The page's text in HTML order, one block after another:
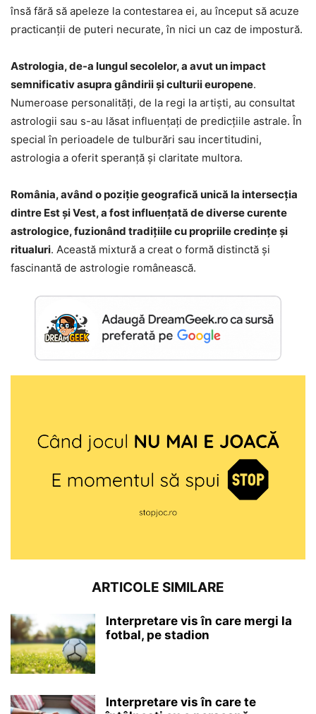
însă fără să apeleze la contestarea ei, au început să acuze
practicanții de puteri necurate, în nici un caz de impostură.
Astrologia, de-a lungul secolelor, a avut un impact
semnificativ asupra gândirii și culturii europene.
Numeroase personalități, de la regi la artiști, au consultat
astrologii sau s-au lăsat influențați de predicțiile astrale. În
special în perioadele de tulburări sau incertitudini,
astrologia a oferit speranță și claritate multora.
România, având o poziție geografică unică la intersecția
dintre Est și Vest, a fost influențată de diverse curente
astrologice, fuzionând tradițiile cu propriile credințe și
ritualuri. Această mixtură a creat o formă distinctă și
fascinantă de astrologie românească.
ARTICOLE SIMILARE
Interpretare vis în care mergi la
fotbal, pe stadion
Interpretare vis în care te